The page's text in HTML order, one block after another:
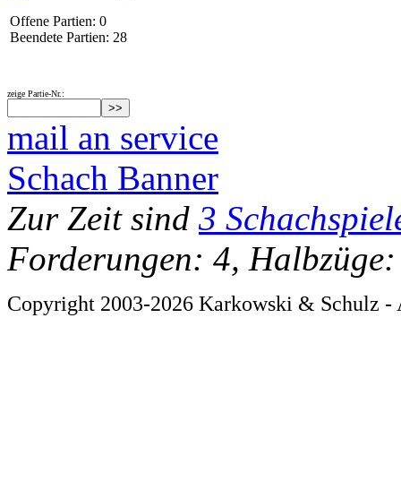
Offene Partien: 0
Beendete Partien: 28
zeige Partie-Nr.:
mail an service
Schach Banner
Zur Zeit sind 3
Forderungen: 4,
Copyright 2003-2026 Karkowski & Schulz